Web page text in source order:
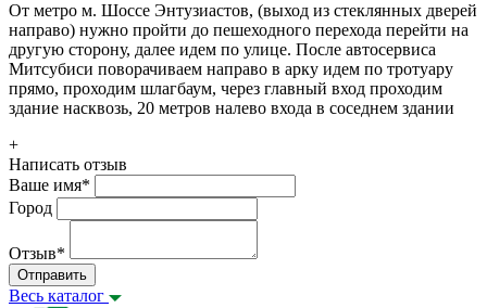
От метро м. Шоссе Энтузиастов, (выход из стеклянных дверей
направо) нужно пройти до пешеходного перехода перейти на
другую сторону, далее идем по улице. После автосервиса
Митсубиси поворачиваем направо в арку идем по тротуару
прямо, проходим шлагбаум, через главный вход проходим
здание насквозь, 20 метров налево входа в соседнем здании
+
Написать отзыв
Ваше имя*
Город
Отзыв*
Отправить
Весь каталог